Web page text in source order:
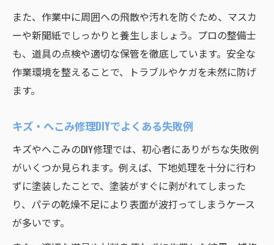
また、作業中に周囲への飛散や汚れを防ぐため、マスカ
ーや新聞紙でしっかりと養生しましょう。プロの整備士
も、道具の点検や適切な保管を徹底しています。安全な
作業環境を整えることで、トラブルやケガを未然に防げ
ます。
キズ・へこみ修理DIYでよくある失敗例
キズやへこみのDIY修理では、初心者にありがちな失敗例
がいくつか見られます。例えば、下地処理を十分に行わ
ずに塗装したことで、塗装がすぐに剥がれてしまった
り、パテの乾燥不足により表面が波打ってしまうケース
が多いです。